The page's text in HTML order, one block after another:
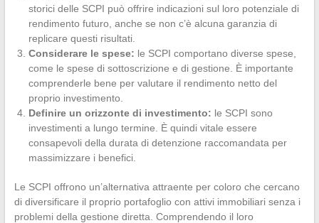
storici delle SCPI può offrire indicazioni sul loro potenziale di
rendimento futuro, anche se non c’è alcuna garanzia di
replicare questi risultati.
Considerare le spese: le SCPI comportano diverse spese,
come le spese di sottoscrizione e di gestione. È importante
comprenderle bene per valutare il rendimento netto del
proprio investimento.
Definire un orizzonte di investimento: le SCPI sono
investimenti a lungo termine. È quindi vitale essere
consapevoli della durata di detenzione raccomandata per
massimizzare i benefici.
Le SCPI offrono un’alternativa attraente per coloro che cercano
di diversificare il proprio portafoglio con attivi immobiliari senza i
problemi della gestione diretta. Comprendendo il loro